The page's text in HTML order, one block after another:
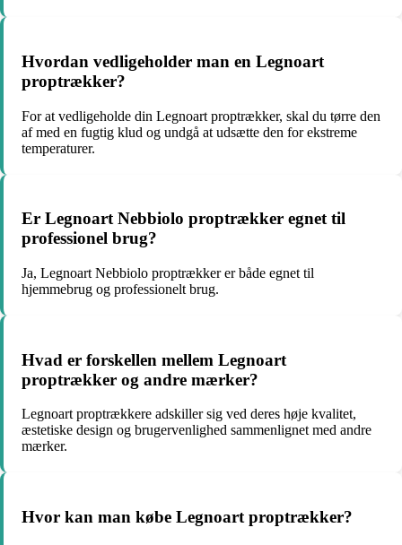
Hvordan vedligeholder man en Legnoart
proptrækker?
For at vedligeholde din Legnoart proptrækker, skal du tørre den
af med en fugtig klud og undgå at udsætte den for ekstreme
temperaturer.
Er Legnoart Nebbiolo proptrækker egnet til
professionel brug?
Ja, Legnoart Nebbiolo proptrækker er både egnet til
hjemmebrug og professionelt brug.
Hvad er forskellen mellem Legnoart
proptrækker og andre mærker?
Legnoart proptrækkere adskiller sig ved deres høje kvalitet,
æstetiske design og brugervenlighed sammenlignet med andre
mærker.
Hvor kan man købe Legnoart proptrækker?